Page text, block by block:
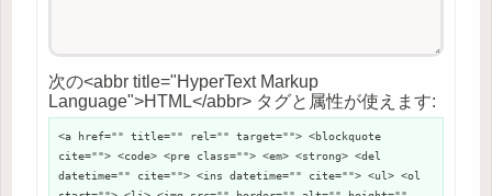
次の<abbr title="HyperText Markup
Language">HTML</abbr> タグと属性が使えます:
<a href="" title="" rel="" target=""> <blockquote
cite=""> <code> <pre class=""> <em> <strong> <del
datetime="" cite=""> <ins datetime="" cite=""> <ul> <ol